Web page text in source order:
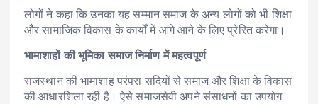
लोगों ने कहा कि उनका यह सम्मान समाज के अन्य लोगों को भी शिक्षा
और सामाजिक विकास के कार्यों में आगे आने के लिए प्रेरित करेगा।
भामाशाहों की भूमिका समाज निर्माण में महत्वपूर्ण
राजस्थान की भामाशाह परंपरा सदियों से समाज और शिक्षा के विकास
की आधारशिला रही है। ऐसे समाजसेवी अपने संसाधनों का उपयोग